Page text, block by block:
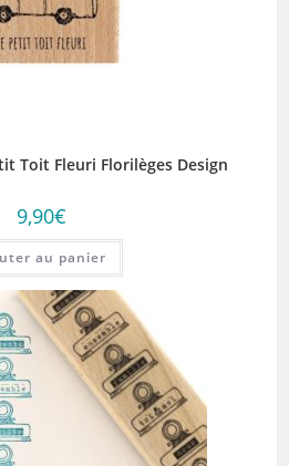
Toit Fleuri Florilèges Design
9,90€
au panier